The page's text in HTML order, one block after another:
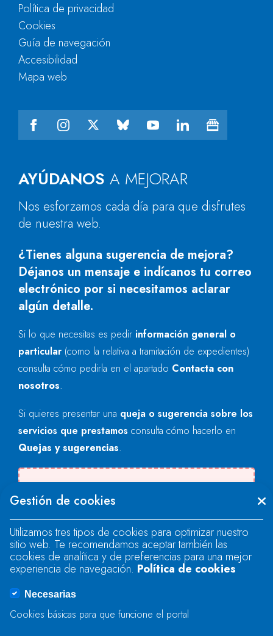
AYÚDANOS A MEJORAR
Nos esforzamos cada día para que disfrutes
de nuestra web.
¿Tienes alguna sugerencia de mejora?
Déjanos un mensaje e indícanos tu correo
electrónico por si necesitamos aclarar
algún detalle.
Si lo que necesitas es pedir información general o
particular (como la relativa a tramitación de expedientes)
consulta cómo pedirla en el apartado Contacta con
nosotros.
Si quieres presentar una queja o sugerencia sobre los
servicios que prestamos consulta cómo hacerlo en
Quejas y sugerencias.
"text".
Se produjo un error al cargar el campo
"text".
Se produjo un error al cargar el campo
Política de privacidad
Cookies
Guía de navegación
Accesibilidad
Mapa web
Gestión de cookies
Utilizamos tres tipos de cookies para optimizar nuestro
sitio web. Te recomendamos aceptar también las
cookies de analítica y de preferencias para una mejor
experiencia de navegación. Política de cookies
Necesarias
Cookies básicas para que funcione el portal